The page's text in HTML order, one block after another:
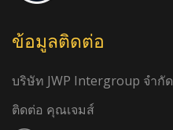
ข้อมูลติดต่อ
บริษัท JWP Intergroup จำกัด
ติดต่อ คุณเจมส์